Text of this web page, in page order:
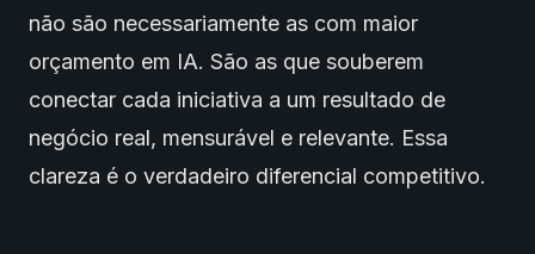
não são necessariamente as com maior
orçamento em IA. São as que souberem
conectar cada iniciativa a um resultado de
negócio real, mensurável e relevante. Essa
clareza é o verdadeiro diferencial competitivo.